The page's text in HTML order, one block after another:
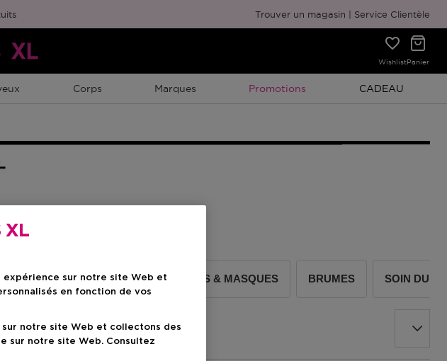
Emballage cadeau gratuit
Trouver un magasin Service Clientèle
WishlistPanier
Corps Marques Promotion À Durée Limitée
Promotions Promotion À
CADEAU
YEUX & LÈVRES GOMMAGES & MASQUES BRUMES SOIN DU
XL
expérience sur notre site Web et
en fonction de vos
notre site Web et collectons des
sur notre site Web. Consultez